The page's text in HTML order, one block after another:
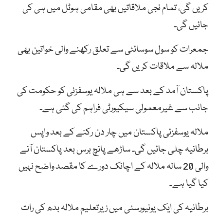
کریں گی، تمام نجی ملاقاتیں بھی مقامی ہوٹل میں ہی کی
جائیں گی۔
جمعرات کو سول سوسائٹی سے تعلق رکھنے والی خواتین بھی
ملالہ سے ملاقات کریں گی۔
پاکستان آمد کے بعد سے ہی ملالہ یوسفزئی کو حکومت کی
جانب سے غیرمعمولی سیکیورٹی فراہم کی گئی ہے۔
ملالہ یوسفزئی پاکستان میں چار دن رکنے کے بعد واپس
برطانیہ چلی جائیں گی۔ ساڑھے پانچ برس بعد پاکستان آنے
والی 20 سالہ ملالہ کے اچانک دورے کا مقصد واضح نہیں
کیا گیا ہے۔
برطانیہ کی ایک یونیورسٹی میں زیرتعلیم ملالہ بدھ کی رات